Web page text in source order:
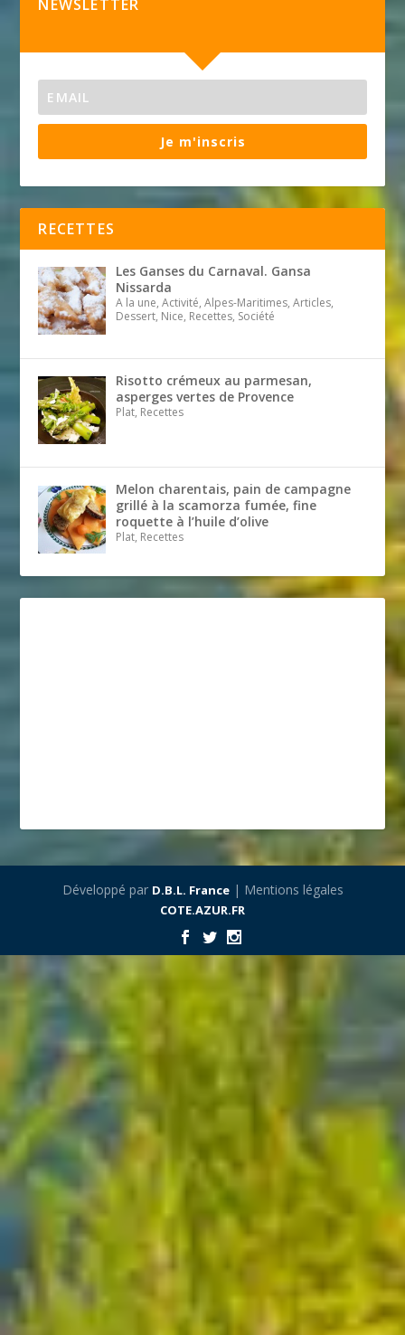
NEWSLETTER
Je m'inscris
RECETTES
Les Ganses du Carnaval. Gansa
Nissarda
A la une, Activité, Alpes-Maritimes, Articles,
Dessert, Nice, Recettes, Société
Risotto crémeux au parmesan,
asperges vertes de Provence
Plat, Recettes
Melon charentais, pain de campagne
grillé à la scamorza fumée, fine
roquette à l’huile d’olive
Plat, Recettes
Développé par D.B.L. France| Mentions légales
COTE.AZUR.FR